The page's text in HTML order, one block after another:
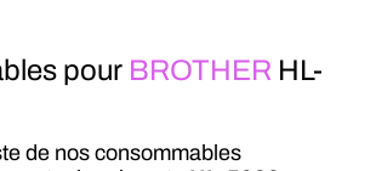
pour BROTHER HL-
de nos consommables